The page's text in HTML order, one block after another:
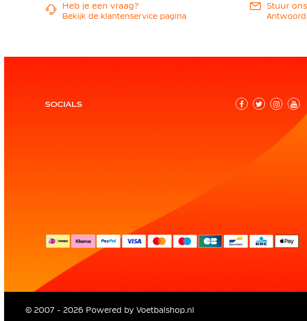
Heb je een vraag?
Bekijk de klantenservice pagina
Stuur
SOCIALS
© 2007 - 2026 Powered by Voetbalshop.nl